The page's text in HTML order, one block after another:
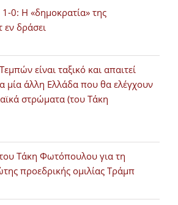
0: Η «δημοκρατία» της
εν δράσει
είναι ταξικό και απαιτεί
μία άλλη Ελλάδα που θα ελέγχουν
στρώματα (του Τάκη
Τάκη Φωτόπουλου για τη
προεδρικής ομιλίας Τράμπ